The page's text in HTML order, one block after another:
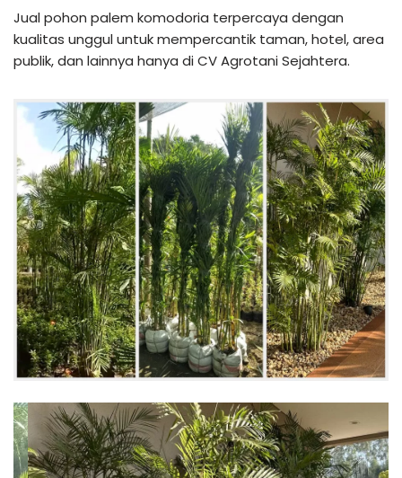
Jual pohon palem komodoria terpercaya dengan
kualitas unggul untuk mempercantik taman, hotel, area
publik, dan lainnya hanya di CV Agrotani Sejahtera.